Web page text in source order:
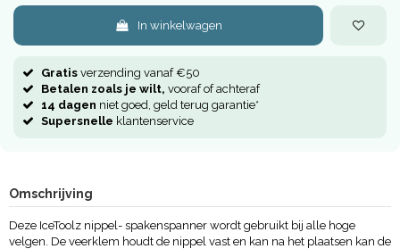
In winkelwagen
Gratis verzending vanaf €50
Betalen zoals je wilt, vooraf of achteraf
14 dagen niet goed, geld terug garantie*
Supersnelle klantenservice
Omschrijving
Deze IceToolz nippel- spakenspanner wordt gebruikt bij alle hoge
velgen. De veerklem houdt de nippel vast en kan na het plaatsen kan de